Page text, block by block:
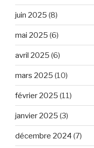
juin 2025 (8)
mai 2025 (6)
avril 2025 (6)
mars 2025 (10)
février 2025 (11)
janvier 2025 (3)
décembre 2024 (7)